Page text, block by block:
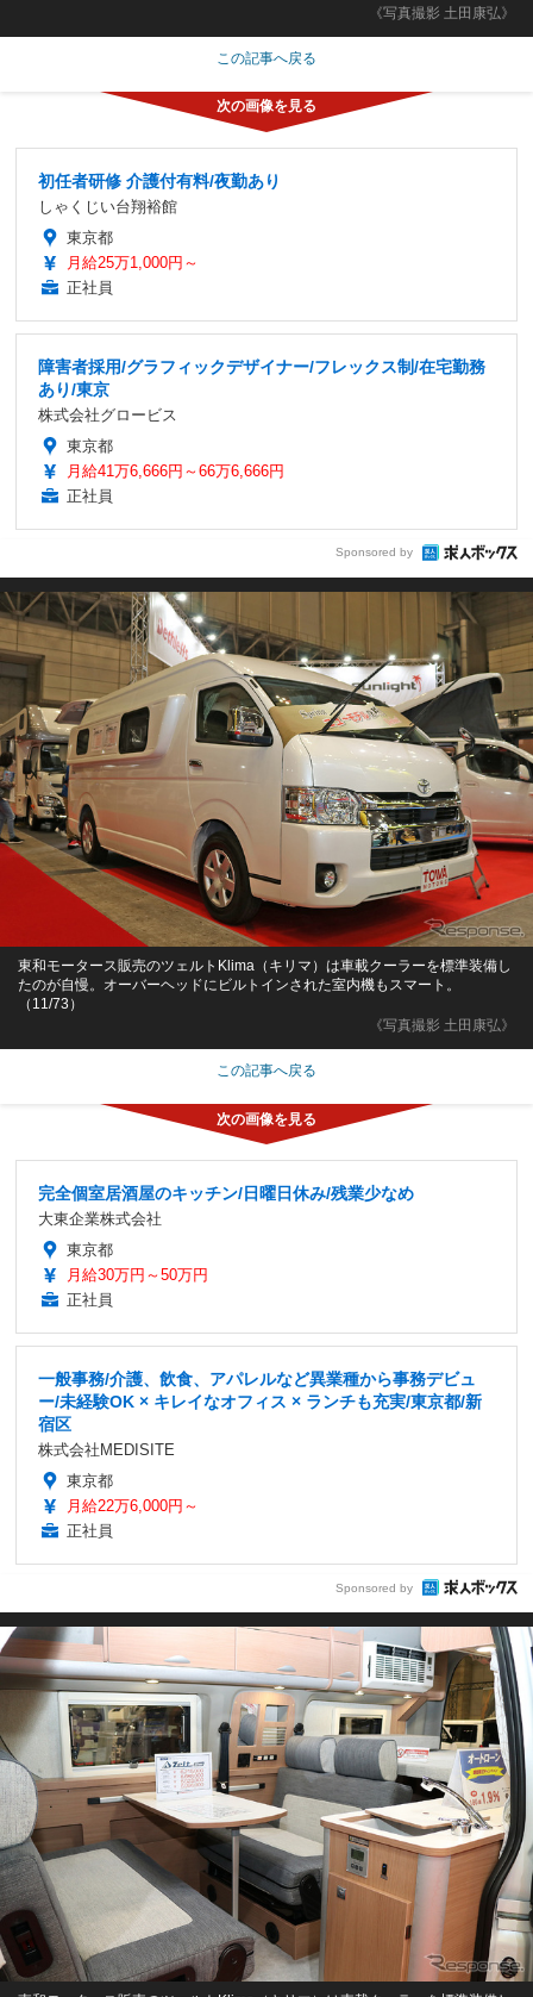
《写真撮影 土田康弘》
この記事へ戻る
初任者研修 介護付有料/夜勤あり
しゃくじい台翔裕館
東京都
月給25万1,000円～
正社員
障害者採用/グラフィックデザイナー/フレックス制/在宅勤務
あり/東京
株式会社グロービス
東京都
月給41万6,666円～66万6,666円
正社員
Sponsored by
《写真撮影 土田康弘》
東和モータース販売のツェルトKlima（キリマ）は車載クーラーを標準装備し
たのが自慢。オーバーヘッドにビルトインされた室内機もスマート。
（11/73）
この記事へ戻る
完全個室居酒屋のキッチン/日曜日休み/残業少なめ
大東企業株式会社
東京都
月給30万円～50万円
正社員
一般事務/介護、飲食、アパレルなど異業種から事務デビュ
ー/未経験OK × キレイなオフィス × ランチも充実/東京都/新
宿区
株式会社MEDISITE
東京都
月給22万6,000円～
正社員
Sponsored by